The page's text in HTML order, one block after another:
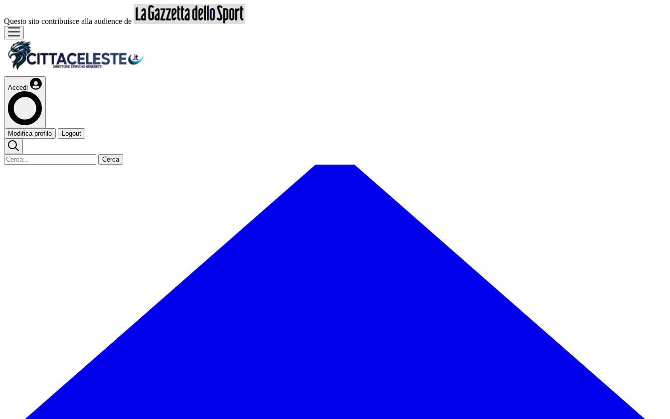
Questo sito contribuisce alla audience de
Accedi
Modifica profilo Logout
Cerca